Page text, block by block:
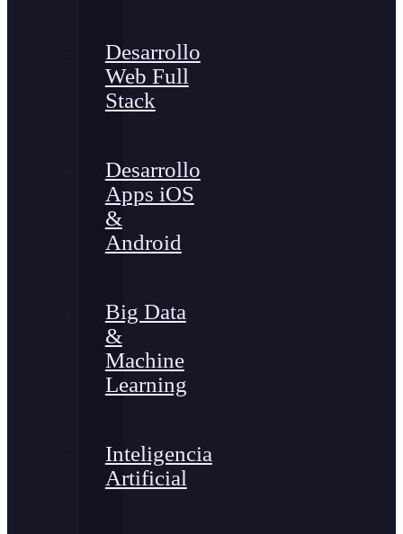
Desarrollo
Web Full
Stack
Desarrollo
Apps iOS
&
Android
Big Data
&
Machine
Learning
Inteligencia
Artificial